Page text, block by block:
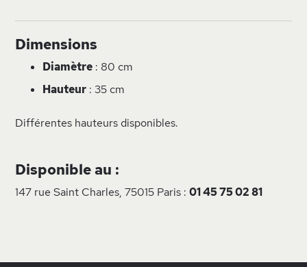
Dimensions
Diamètre : 80 cm
Hauteur : 35 cm
Différentes hauteurs disponibles.
Disponible au :
147 rue Saint Charles, 75015 Paris : 01 45 75 02 81